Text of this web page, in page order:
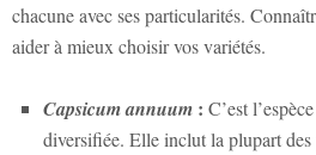
chacune avec ses particularités.
aider à mieux choisir vos variétés.
Capsicum annuum : C’est
diversifiée. Elle inclut la plupart